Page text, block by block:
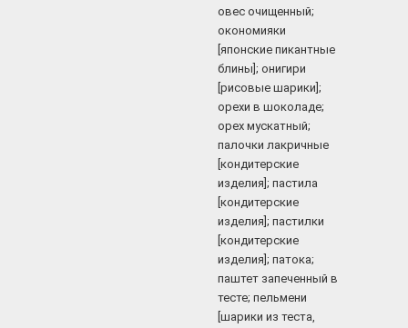
овес очищенный;
окономияки
[японские пикантные
блины]; онигири
[рисовые шарики];
орехи в шоколаде;
орех мускатный;
палочки лакричные
[кондитерские
изделия]; пастила
[кондитерские
изделия]; пастилки
[кондитерские
изделия]; патока;
паштет запеченный в
тесте; пельмени
[шарики из теста,